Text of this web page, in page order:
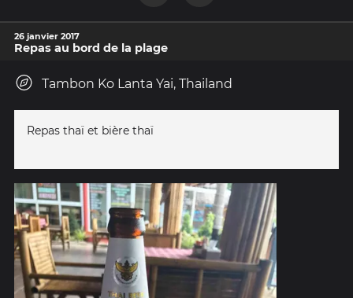
26 janvier 2017
Repas au bord de la plage
Tambon Ko Lanta Yai, Thailand
Repas thaï et bière thaï